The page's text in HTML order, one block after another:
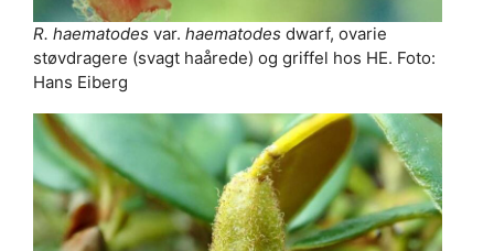
R. haematodes var. haematodes dwarf, ovarie
støvdragere (svagt haårede) og griffel hos HE. Foto:
Hans Eiberg